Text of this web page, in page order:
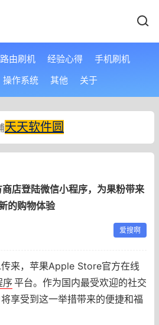
路由刷机 经验心得
手机刷机
操作系统 其他 关于
天天软件圆
店登陆微信小程序，为果粉带来
的购物体验
爱搜啊
来，苹果Apple Store官方在线
序平台。作为国内最受欢迎的社交
享受到这一举措带来的便捷和福